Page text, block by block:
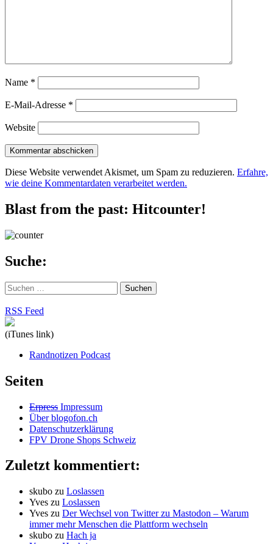
Name *
E-Mail-Adresse *
Website
Diese Website verwendet Akismet, um Spam zu reduzieren. Erfahre,
wie deine Kommentardaten verarbeitet werden.
Blast from the past: Hitcounter!
Suche:
Suchen
nach:
RSS Feed
(iTunes link)
Randnotizen Podcast
Seiten
Erpress Impressum
Über blogofon.ch
Datenschutzerklärung
FPV Drone Shops Schweiz
Zuletzt kommentiert:
skubo zu Loslassen
Yves zu Loslassen
Yves zu Der Wechsel von Twitter zu Mastodon – Warum
immer mehr Menschen die Plattform wechseln
skubo zu Hach ja